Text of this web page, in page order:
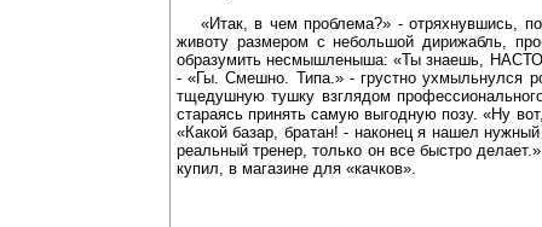
«Итак, в чем проблема?» - отряхнувшись,
животу размером с небольшой дирижабль,
образумить несмышленыша: «Ты знаешь,
- «Гы. Смешно. Типа.» - грустно ухмыльнулся
тщедушную тушку взглядом
стараясь принять самую выгодную позу. «Ну
«Какой базар, братан! - наконец я нашел
реальный тренер, только он все быстро
купил, в магазине для «качков».